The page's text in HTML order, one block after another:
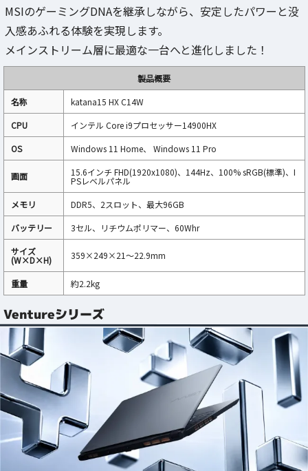
MSIのゲーミングDNAを継承しながら、安定したパワーと没
入感あふれる体験を実現します。
メインストリーム層に最適な一台へと進化しました！
製品概要
名称
katana15 HX C14W
CPU
インテル Core i9プロセッサー14900HX
OS
Windows 11 Home、 Windows 11 Pro
画面 15.6インチ FHD(1920x1080)、144Hz、100% sRGB(標準)、I
PSレベルパネル
メモリ
DDR5、2スロット、最大96GB
バッテリー
3セル、リチウムポリマー、60Whr
サイズ
(W×D×H) 359×249×21～22.9mm
重量 約2.2kg
Ventureシリーズ